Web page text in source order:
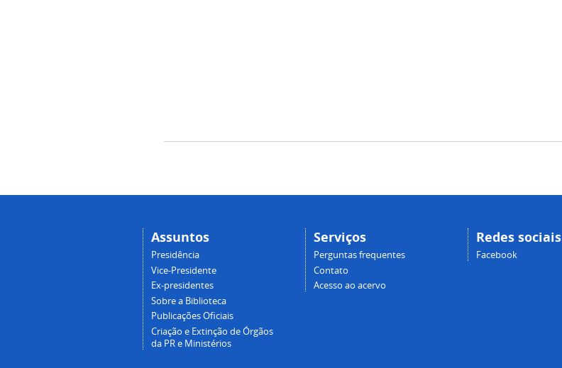
Assuntos
Presidência
Vice-Presidente
Ex-presidentes
Sobre a Biblioteca
Publicações Oficiais
Criação e Extinção de Órgãos
da PR e Ministérios
Serviços
Perguntas frequentes
Contato
Acesso ao acervo
Redes sociais
Facebook